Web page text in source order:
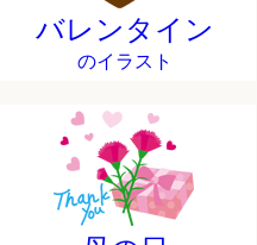
バレンタイン
のイラスト